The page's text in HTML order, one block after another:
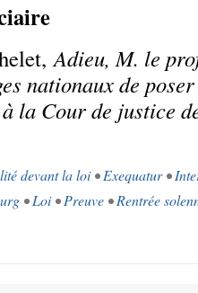
Adieu, M. le
nationauxde
à la Cour de justice
devant la loi•Exequatur•
•Loi•Preuve •Rentrée